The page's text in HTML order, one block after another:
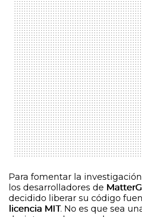
Para fomentar la
los desarrolladores de
decidido liberar su código
licencia MIT. No es que sea